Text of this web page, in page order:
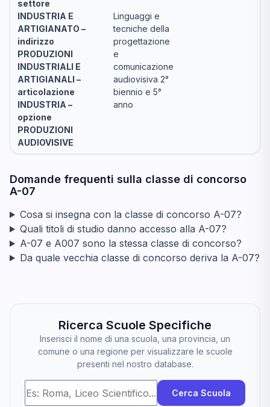
settore
INDUSTRIA E
ARTIGIANATO –
indirizzo
PRODUZIONI
INDUSTRIALI E
ARTIGIANALI –
articolazione
INDUSTRIA –
opzione
PRODUZIONI
AUDIOVISIVE
Linguaggi e
tecniche della
progettazione
e
comunicazione
audiovisiva 2°
biennio e 5°
anno
Domande frequenti sulla classe di concorso
A-07
Cosa si insegna con la classe di concorso A-07?
Quali titoli di studio danno accesso alla A-07?
A-07 e A007 sono la stessa classe di concorso?
Da quale vecchia classe di concorso deriva la A-07?
Ricerca Scuole Specifiche
Inserisci il nome di una scuola, una provincia, un
comune o una regione per visualizzare le scuole
presenti nel nostro database.
Cerca Scuola